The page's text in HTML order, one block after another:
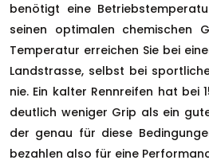
benötigt eine
seinen optimalen chemischen
Temperatur erreichen Sie bei
Landstrasse, selbst bei
nie. Ein kalter Rennreifen hat bei
deutlich weniger Grip als ein
der genau für diese
bezahlen also für eine